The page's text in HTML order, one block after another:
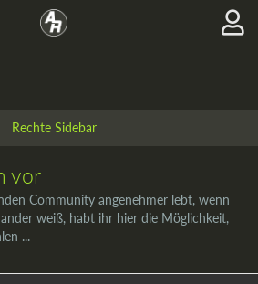
vor
Community angenehmer lebt, wenn
weiß, habt ihr hier die Möglichkeit,
...